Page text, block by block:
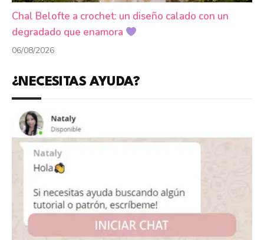
Chal Belofte a crochet: un diseño calado con un
degradado que enamora
06/08/2026
¿NECESITAS AYUDA?